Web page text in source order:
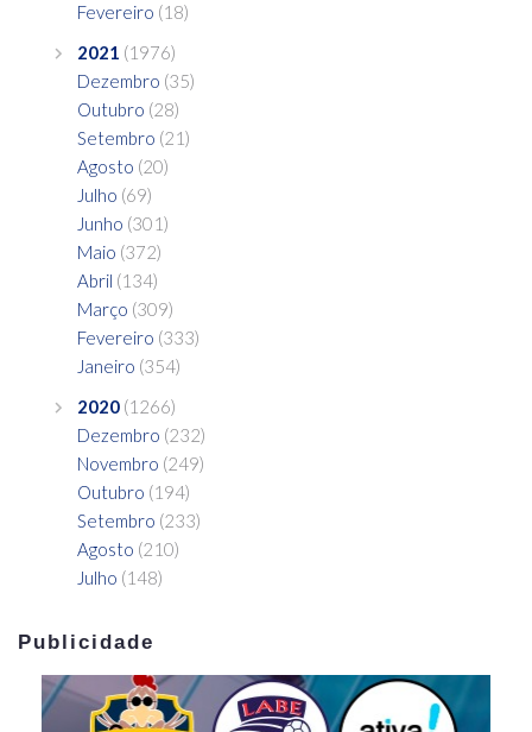
Fevereiro (18)
2021 (1976)
Dezembro (35)
Outubro (28)
Setembro (21)
Agosto (20)
Julho (69)
Junho (301)
Maio (372)
Abril (134)
Março (309)
Fevereiro (333)
Janeiro (354)
2020 (1266)
Dezembro (232)
Novembro (249)
Outubro (194)
Setembro (233)
Agosto (210)
Julho (148)
Publicidade